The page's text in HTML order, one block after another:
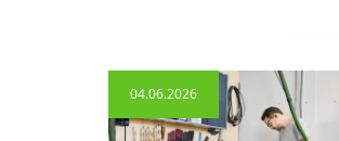
04.06.2026